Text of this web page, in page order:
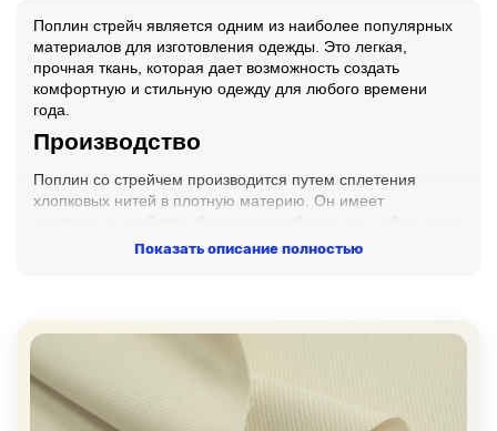
Поплин стрейч является одним из наиболее популярных
материалов для изготовления одежды. Это легкая,
прочная ткань, которая дает возможность создать
комфортную и стильную одежду для любого времени
года.
Производство
Поплин со стрейчем производится путем сплетения
хлопковых нитей в плотную материю. Он имеет
процента эластана в основу. Это позволяет растягиваться
Свойства
Одежда, изготовленная из данного полотна, легко
стирается и гладится, что делает ее очень удобной для
Показать описание полностью